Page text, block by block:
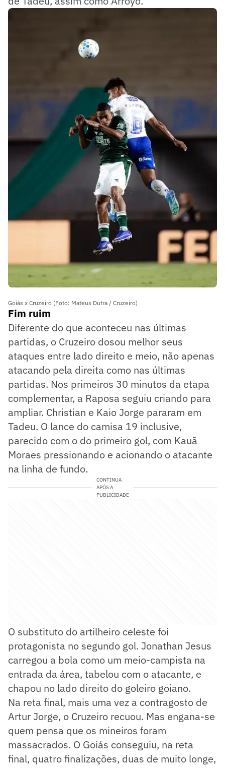
Goiás x Cruzeiro (Foto: Mateus Dutra / Cruzeiro)
Fim ruim
Diferente do que aconteceu nas últimas
partidas, o Cruzeiro dosou melhor seus
ataques entre lado direito e meio, não apenas
atacando pela direita como nas últimas
partidas. Nos primeiros 30 minutos da etapa
complementar, a Raposa seguiu criando para
ampliar. Christian e Kaio Jorge pararam em
Tadeu. O lance do camisa 19 inclusive,
parecido com o do primeiro gol, com Kauã
Moraes pressionando e acionando o atacante
na linha de fundo.
CONTINUA
APÓS A
PUBLICIDADE
O substituto do artilheiro celeste foi
protagonista no segundo gol. Jonathan Jesus
carregou a bola como um meio-campista na
entrada da área, tabelou com o atacante, e
chapou no lado direito do goleiro goiano.
Na reta final, mais uma vez a contragosto de
Artur Jorge, o Cruzeiro recuou. Mas engana-se
quem pensa que os mineiros foram
massacrados. O Goiás conseguiu, na reta
final, quatro finalizações, duas de muito longe,